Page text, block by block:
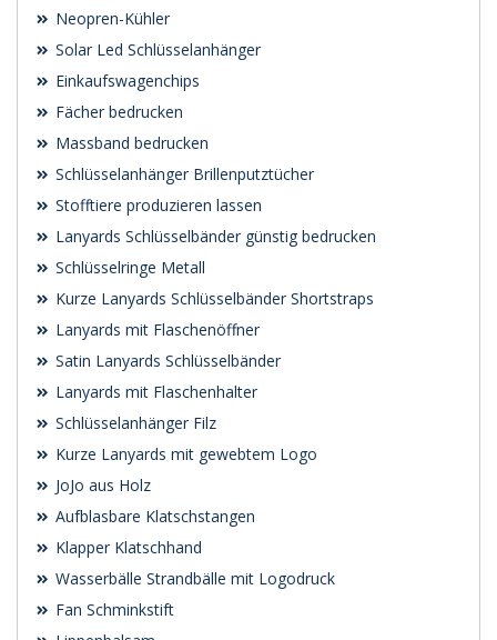
Neopren-Kühler
Solar Led Schlüsselanhänger
Einkaufswagenchips
Fächer bedrucken
Massband bedrucken
Schlüsselanhänger Brillenputztücher
Stofftiere produzieren lassen
Lanyards Schlüsselbänder günstig bedrucken
Schlüsselringe Metall
Kurze Lanyards Schlüsselbänder Shortstraps
Lanyards mit Flaschenöffner
Satin Lanyards Schlüsselbänder
Lanyards mit Flaschenhalter
Schlüsselanhänger Filz
Kurze Lanyards mit gewebtem Logo
JoJo aus Holz
Aufblasbare Klatschstangen
Klapper Klatschhand
Wasserbälle Strandbälle mit Logodruck
Fan Schminkstift